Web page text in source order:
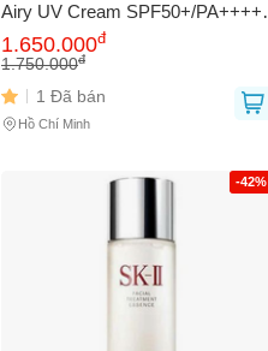
Airy UV Cream SPF50+/PA++++
30g - Bảo Vệ Da Tối Ưu, Dưỡng
Ẩm Mịn Màng, Chính Hãng Nhật
1.650.000đ
1.750.000đ
1 Đã bán
Hồ Chí Minh
-42%